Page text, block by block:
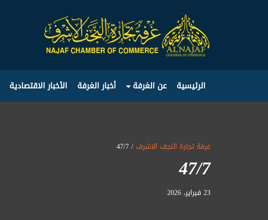
الرئيسية عن الغرفة أخبار الغرفة الأخبار الاقتصادية
غرفة تجارة النجف الاشرف / 47/7
47/7
23 فبراير، 2026